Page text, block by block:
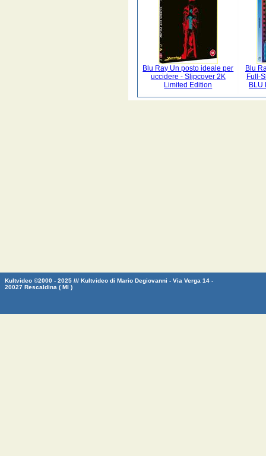
Blu Ray Un posto ideale per
uccidere - Slipcover 2K
Limited Edition
Blu
Full-
BLU
Kultvideo ©2000 - 2025 /// Kultvideo di Mario Degiovanni - Via Verga 14 -
20027 Rescaldina ( MI )